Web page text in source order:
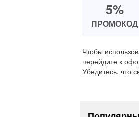
5%
ПРОМОКОД
Чтобы
перейдите к
Убедитесь, что